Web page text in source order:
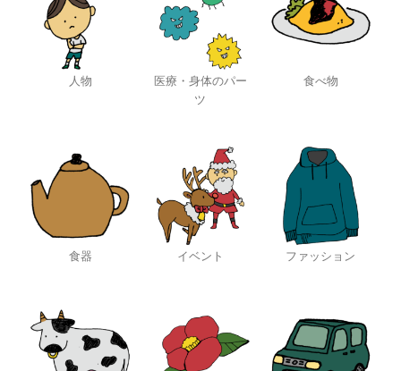
人物
医療・身体のパー
ツ
食べ物
食器 イベント ファッション